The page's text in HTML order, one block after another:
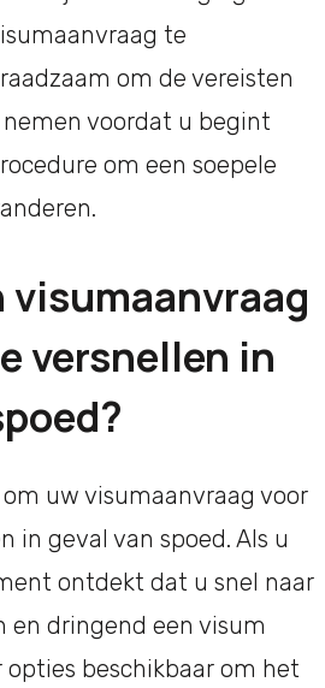
te
om de vereisten
voordat u begint
om een soepele
visumaanvraag
versnellen in
uw visumaanvraag voor
in geval van spoed. Als u
ontdekt dat u snel naar
en dringend een visum
beschikbaar om het